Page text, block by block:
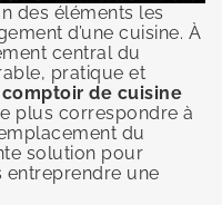
des éléments les
d’une cuisine. À
central du
pratique et
comptoir de cuisine
plus correspondre à
du
solution pour
entreprendre une